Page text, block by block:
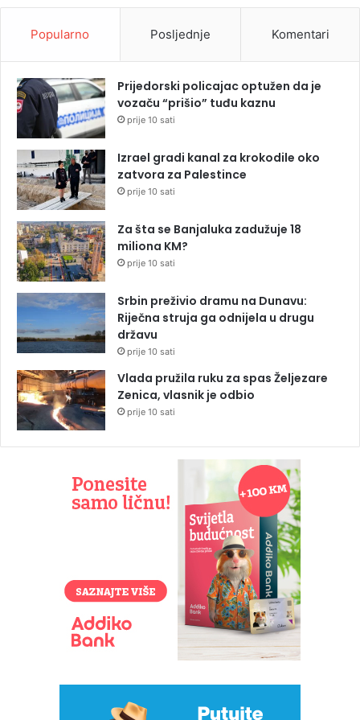
Popularno Posljednje Komentari
Prijedorski policajac optužen da je
vozaču “prišio” tuđu kaznu
prije 10 sati
Izrael gradi kanal za krokodile oko
zatvora za Palestince
prije 10 sati
Za šta se Banjaluka zadužuje 18
miliona KM?
prije 10 sati
Srbin preživio dramu na Dunavu:
Riječna struja ga odnijela u drugu
državu
prije 10 sati
Vlada pružila ruku za spas Željezare
Zenica, vlasnik je odbio
prije 10 sati